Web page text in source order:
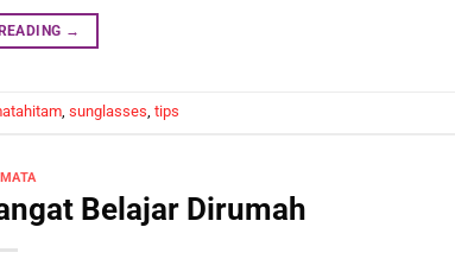
→
, sunglasses, tips
Belajar Dirumah